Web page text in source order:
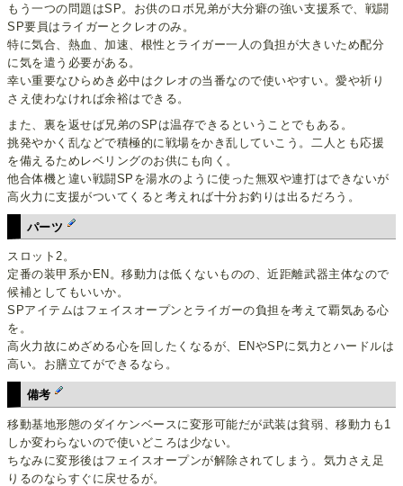
もう一つの問題はSP。お供のロボ兄弟が大分癖の強い支援系で、戦闘
SP要員はライガーとクレオのみ。
特に気合、熱血、加速、根性とライガー一人の負担が大きいため配分
に気を遣う必要がある。
幸い重要なひらめき必中はクレオの当番なので使いやすい。愛や祈り
さえ使わなければ余裕はできる。
また、裏を返せば兄弟のSPは温存できるということでもある。
挑発やかく乱などで積極的に戦場をかき乱していこう。二人とも応援
を備えるためレベリングのお供にも向く。
他合体機と違い戦闘SPを湯水のように使った無双や連打はできないが
高火力に支援がついてくると考えれば十分お釣りは出るだろう。
パーツ
スロット2。
定番の装甲系かEN。移動力は低くないものの、近距離武器主体なので
候補としてもいいか。
SPアイテムはフェイスオープンとライガーの負担を考えて覇気ある心
を。
高火力故にめざめる心を回したくなるが、ENやSPに気力とハードルは
高い。お膳立てができるなら。
備考
移動基地形態のダイケンベースに変形可能だが武装は貧弱、移動力も1
しか変わらないので使いどころは少ない。
ちなみに変形後はフェイスオープンが解除されてしまう。気力さえ足
りるのならすぐに戻せるが。